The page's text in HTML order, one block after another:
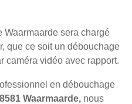
Waarmaarde sera chargé
que ce soit un débouchage
caméra vidéo avec rapport.
en débouchage
8581 Waarmaarde, nous